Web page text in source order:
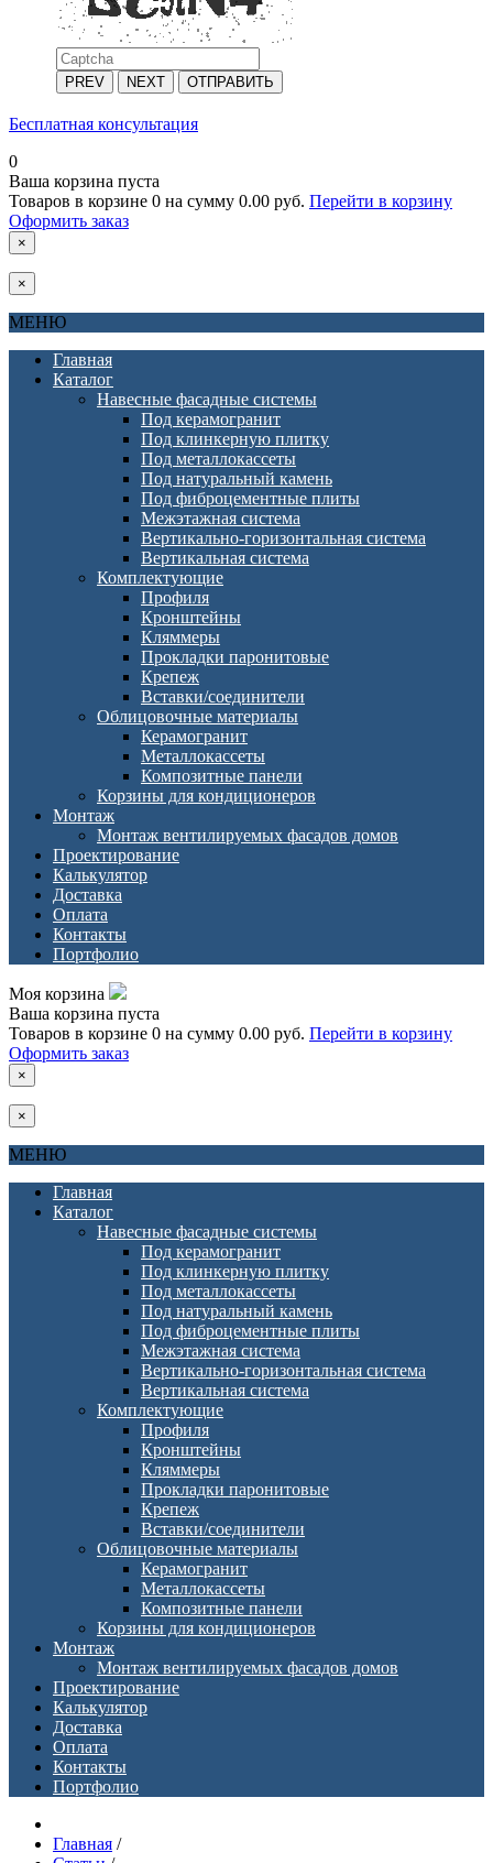
PREV NEXT ОТПРАВИТЬ
Бесплатная консультация
0
Ваша корзина пуста
Товаров в корзине 0 на сумму 0.00 руб. Перейти в корзину
Оформить заказ
×
×
МЕНЮ
Главная
Каталог
Навесные фасадные системы
Под керамогранит
Под клинкерную плитку
Под металлокассеты
Под натуральный камень
Под фиброцементные плиты
Межэтажная система
Вертикально-горизонтальная система
Вертикальная система
Комплектующие
Профиля
Кронштейны
Кляммеры
Прокладки паронитовые
Крепеж
Вставки/соединители
Облицовочные материалы
Керамогранит
Металлокассеты
Композитные панели
Корзины для кондиционеров
Монтаж
Монтаж вентилируемых фасадов домов
Проектирование
Калькулятор
Доставка
Оплата
Контакты
Портфолио
Моя корзина
Ваша корзина пуста
Товаров в корзине 0 на сумму 0.00 руб. Перейти в корзину
Оформить заказ
×
×
МЕНЮ
Главная
Каталог
Навесные фасадные системы
Под керамогранит
Под клинкерную плитку
Под металлокассеты
Под натуральный камень
Под фиброцементные плиты
Межэтажная система
Вертикально-горизонтальная система
Вертикальная система
Комплектующие
Профиля
Кронштейны
Кляммеры
Прокладки паронитовые
Крепеж
Вставки/соединители
Облицовочные материалы
Керамогранит
Металлокассеты
Композитные панели
Корзины для кондиционеров
Монтаж
Монтаж вентилируемых фасадов домов
Проектирование
Калькулятор
Доставка
Оплата
Контакты
Портфолио
Главная /